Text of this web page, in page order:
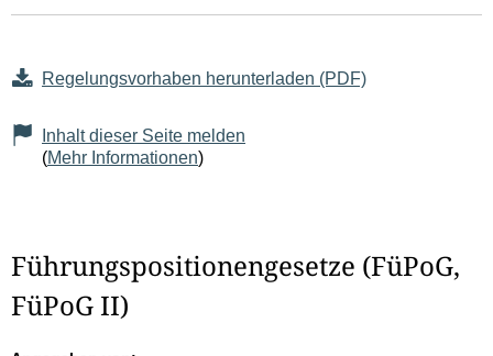
Regelungsvorhaben herunterladen (PDF)
Inhalt dieser Seite melden
(Mehr Informationen)
Führungspositionengesetze (FüPoG,
FüPoG II)